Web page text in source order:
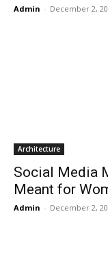
Admin - December 2,
Architecture
Social Media
Meant for
Admin - December 2,